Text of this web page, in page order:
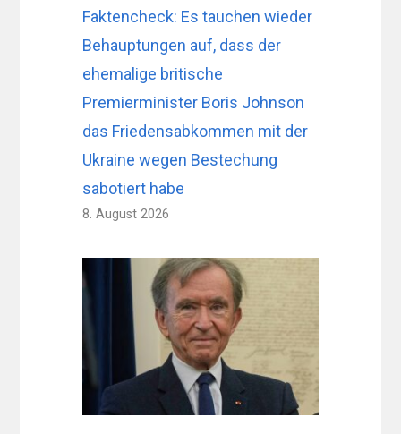
Faktencheck: Es tauchen wieder
Behauptungen auf, dass der
ehemalige britische
Premierminister Boris Johnson
das Friedensabkommen mit der
Ukraine wegen Bestechung
sabotiert habe
8. August 2026